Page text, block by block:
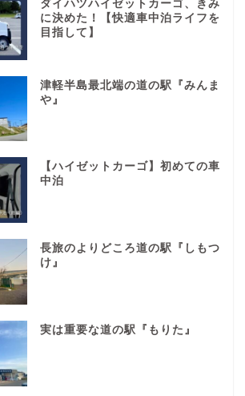
検索
ふっかる
ある。 デイキャンプをするにあた
ているうちに道の駅にハマる。 車中
ような暮らしがしたい。
る記事